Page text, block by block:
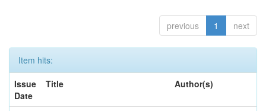
previous 1 next
Item hits:
Issue
Date
Title Author(s)